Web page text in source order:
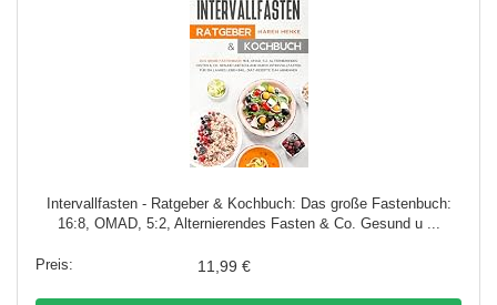
Intervallfasten - Ratgeber & Kochbuch: Das große Fastenbuch:
16:8, OMAD, 5:2, Alternierendes Fasten & Co. Gesund u ...
11,99 €